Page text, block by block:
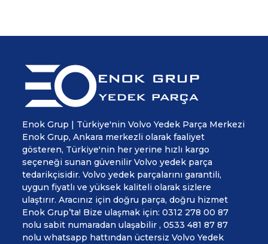
Enok Grup | Türkiye'nin Volvo Yedek Parça Merkezi
Enok Grup, Ankara merkezli olarak faaliyet
gösteren, Türkiye'nin her yerine hızlı kargo
seçeneği sunan güvenilir Volvo yedek parça
tedarikçisidir. Volvo yedek parçalarını garantili,
uygun fiyatlı ve yüksek kaliteli olarak sizlere
ulaştırır. Aracınız için doğru parça, doğru hizmet
Enok Grup’ta! Bize ulaşmak için: 0312 278 00 87
nolu sabit numaradan ulaşabilir , 0533 481 87 87
nolu whatsapp hattından üctersiz Volvo Yedek